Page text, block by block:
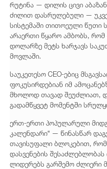
რუტინა — დილის ცივი
ძილით დასრულებული —
სისტემაში თითოეული წუთი
არაერთი წყარო ამბობს,
დოლარზე მეტს ხარჯავს
მოვლაში.
საუკეთესო CEO-ებიც
ფოკუსირდებიან იმ
მხოლოდ თავად შეუძლიათ,
გადამწყვეტ მომენტში
ერთ-ერთი პოპულარული
კალენდარი“ — წინასწარ
თავისუფალი ბლოკებით,
დასვენების
ლიდერებს გარშემო ძლიერი